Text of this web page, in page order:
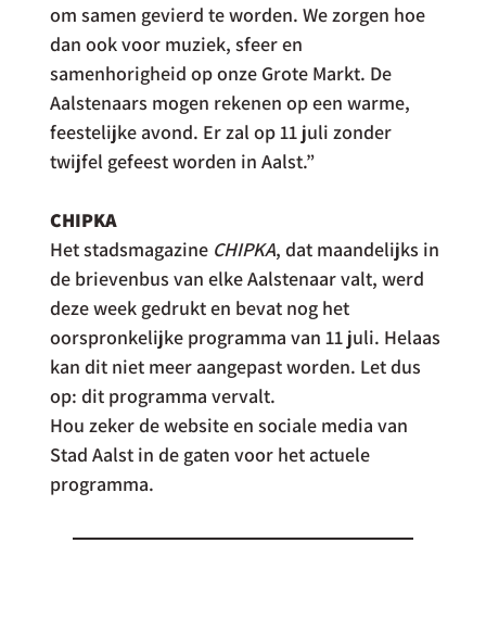
om samen gevierd te worden. We zorgen hoe
dan ook voor muziek, sfeer en
samenhorigheid op onze Grote Markt. De
Aalstenaars mogen rekenen op een warme,
feestelijke avond. Er zal op 11 juli zonder
twijfel gefeest worden in Aalst.”
CHIPKA
Het stadsmagazine CHIPKA, dat maandelijks in
de brievenbus van elke Aalstenaar valt, werd
deze week gedrukt en bevat nog het
oorspronkelijke programma van 11 juli. Helaas
kan dit niet meer aangepast worden. Let dus
op: dit programma vervalt.
Hou zeker de website en sociale media van
Stad Aalst in de gaten voor het actuele
programma.